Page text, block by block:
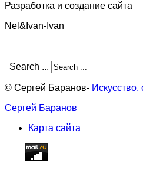
Разработка и создание сайта
Nel&Ivan-Ivan
Search ...
© Сергей Баранов-
Сергей Баранов
Карта сайта